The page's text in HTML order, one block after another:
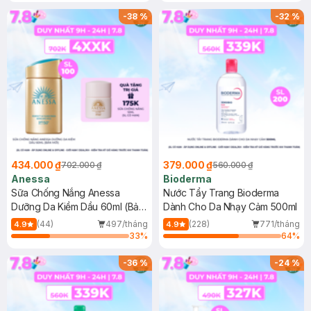
SPF 50+ 20ml (SL Có Hạn)
(SL có hạn)
-38%
434.000 ₫702.000 ₫
Anessa
Sữa Chống Nắng Anessa
Dưỡng Da Kiềm Dầu 60ml (Bản
Mới)
4.9 (44)
497/tháng
33%
-32%
379.000 ₫560.000 ₫
Bioderma
Nước Tẩy Trang Bioderma
Dành Cho Da Nhạy Cảm 500ml
4.9 (228)
771/tháng
64%
-36% -24%